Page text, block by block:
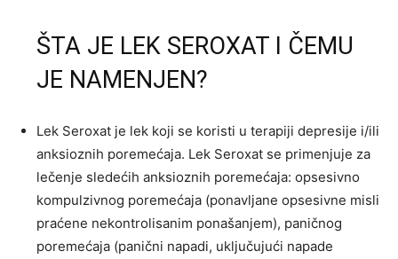
ŠTA JE LEK SEROXAT I ČEMU
JE NAMENJEN?
Lek Seroxat je lek koji se koristi u terapiji depresije i/ili
anksioznih poremećaja. Lek Seroxat se primenjuje za
lečenje sledećih anksioznih poremećaja: opsesivno
kompulzivnog poremećaja (ponavljane opsesivne misli
praćene nekontrolisanim ponašanjem), paničnog
poremećaja (panični napadi, uključujući napade